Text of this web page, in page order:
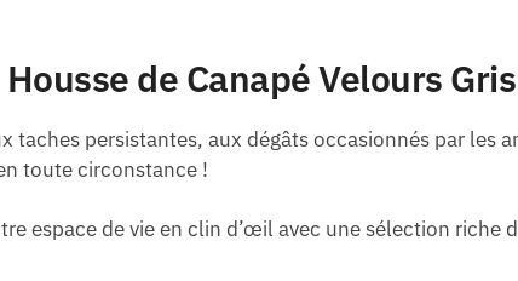
de Canapé Velours
taches persistantes, aux dégâts occasionnés par les
toute circonstance !
espace de vie en clin d’œil avec une sélection